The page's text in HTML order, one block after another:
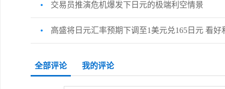
交易员推演危机爆发下日元的极端利空情景
高盛将日元汇率预期下调至1美元兑165日元 看好
全部评论 我的评论